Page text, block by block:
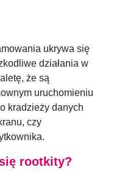
ukrywa się
działania w
że są
uruchomieniu
kradzieży danych
czy
rootkity?